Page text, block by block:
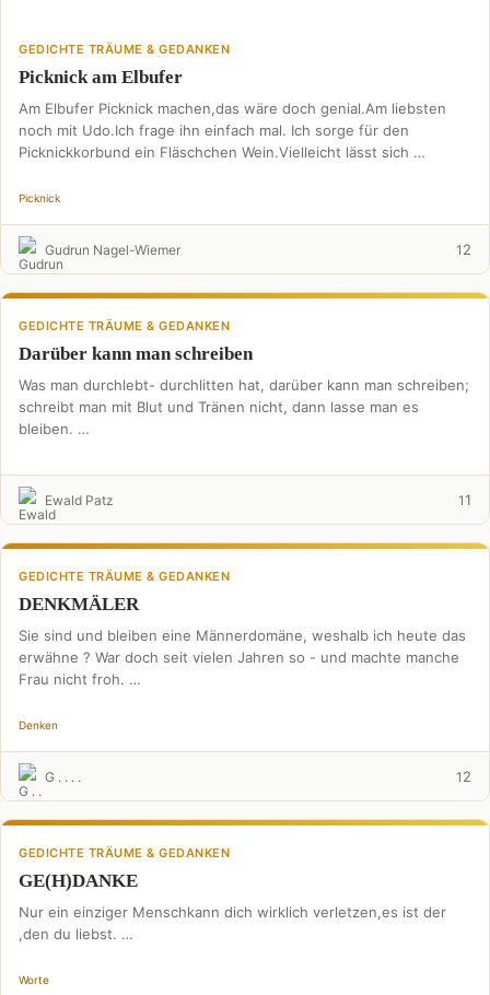
GEDICHTE TRÄUME & GEDANKEN
Picknick am Elbufer
Am Elbufer Picknick machen,das wäre doch genial.Am liebsten
noch mit Udo.Ich frage ihn einfach mal. Ich sorge für den
Picknickkorbund ein Fläschchen Wein.Vielleicht lässt sich …
Picknick
Gudrun Nagel-Wiemer 1 2
GEDICHTE TRÄUME & GEDANKEN
Darüber kann man schreiben
Was man durchlebt- durchlitten hat, darüber kann man schreiben;
schreibt man mit Blut und Tränen nicht, dann lasse man es
bleiben. …
Ewald Patz 11
GEDICHTE TRÄUME & GEDANKEN
DENKMÄLER
Sie sind und bleiben eine Männerdomäne, weshalb ich heute das
erwähne ? War doch seit vielen Jahren so - und machte manche
Frau nicht froh. …
Denken
G . . . . 1 2
GEDICHTE TRÄUME & GEDANKEN
GE(H)DANKE
Nur ein einziger Menschkann dich wirklich verletzen,es ist der
,den du liebst. …
Worte